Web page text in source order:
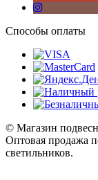
Способы оплаты
© Магазин
Оптовая продажа
светильников.